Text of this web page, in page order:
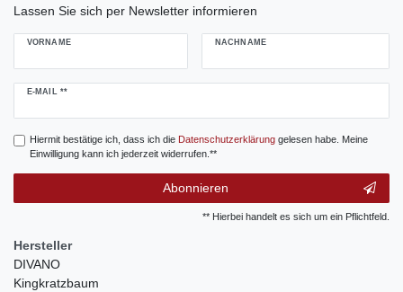
Lassen Sie sich per Newsletter informieren
VORNAME NACHNAME
E-MAIL **
Newsletter
Hiermit bestätige ich, dass ich die Daten­schutz­erklärunggelesen habe. Meine
Einwilligung kann ich jederzeit widerrufen.**
Abonnieren
** Hierbei handelt es sich um ein Pflichtfeld.
Hersteller
DIVANO
Kingkratzbaum